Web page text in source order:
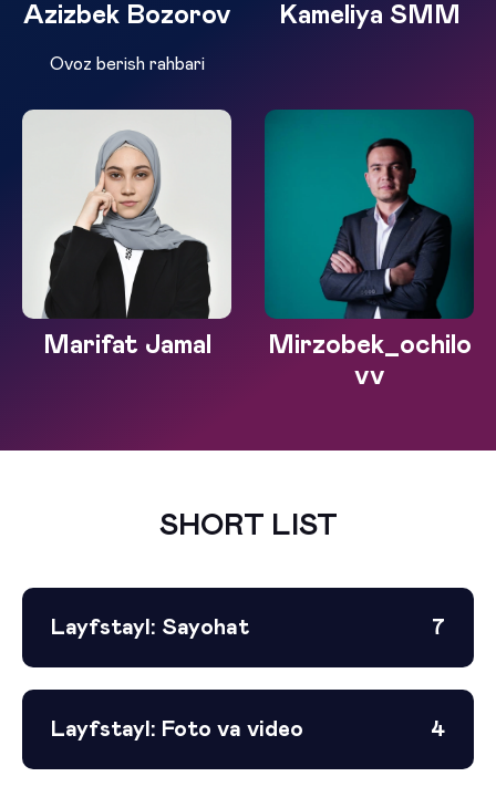
Azizbek Bozorov
Ovoz berish rahbari
Kameliya SMM
Marifat Jamal
Mirzobek_ochilo
vv
SHORT LIST
Layfstayl: Sayohat 7
Layfstayl: Foto va video 4